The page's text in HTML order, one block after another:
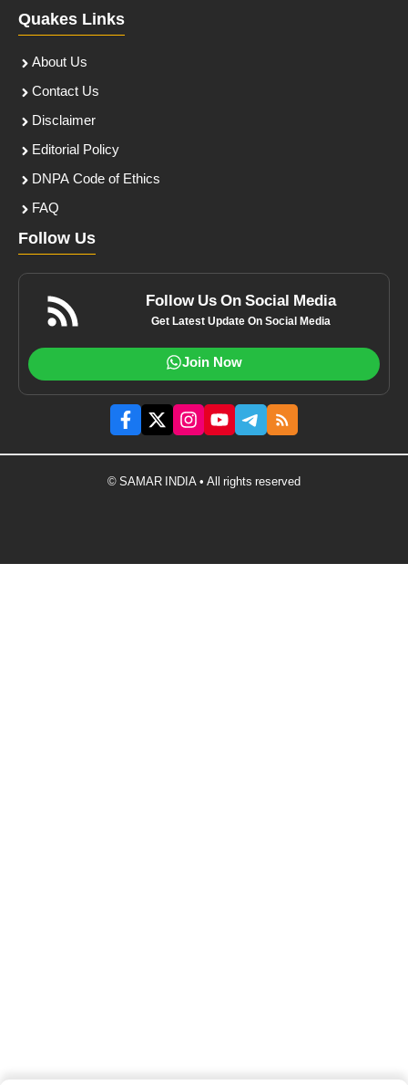
Quakes Links
About Us
Contact Us
Disclaimer
Editorial Policy
DNPA Code of Ethics
FAQ
Follow Us
Follow Us On Social Media
Get Latest Update On Social Media
Join Now
© SAMAR INDIA • All rights reserved